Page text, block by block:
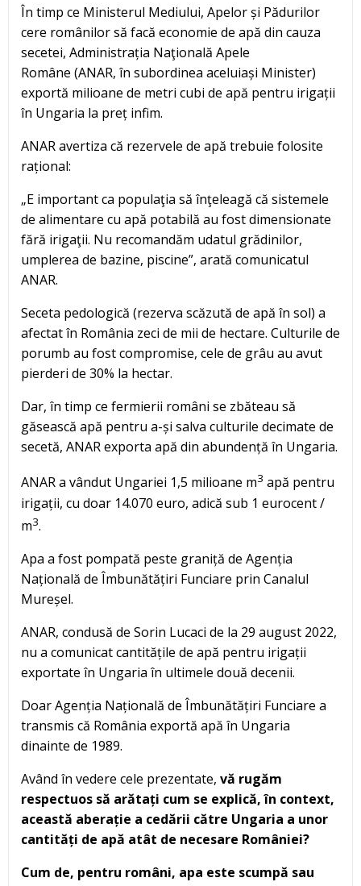
În timp ce Ministerul Mediului, Apelor și Pădurilor
cere românilor să facă economie de apă din cauza
secetei, Administrația Naţională Apele
Române (ANAR, în subordinea aceluiași Minister)
exportă milioane de metri cubi de apă pentru irigații
în Ungaria la preț infim.
ANAR avertiza că rezervele de apă trebuie folosite
rațional:
„E important ca populaţia să înţeleagă că sistemele
de alimentare cu apă potabilă au fost dimensionate
fără irigaţii. Nu recomandăm udatul grădinilor,
umplerea de bazine, piscine”, arată comunicatul
ANAR.
Seceta pedologică (rezerva scăzută de apă în sol) a
afectat în România zeci de mii de hectare. Culturile de
porumb au fost compromise, cele de grâu au avut
pierderi de 30% la hectar.
Dar, în timp ce fermierii români se zbăteau să
găsească apă pentru a-și salva culturile decimate de
secetă, ANAR exporta apă din abundență în Ungaria.
ANAR a vândut Ungariei 1,5 milioane m3 apă pentru
irigații, cu doar 14.070 euro, adică sub 1 eurocent /
m3.
Apa a fost pompată peste graniță de Agenția
Națională de Îmbunătățiri Funciare prin Canalul
Mureșel.
ANAR, condusă de Sorin Lucaci de la 29 august 2022,
nu a comunicat cantitățile de apă pentru irigații
exportate în Ungaria în ultimele două decenii.
Doar Agenția Națională de Îmbunătățiri Funciare a
transmis că România exportă apă în Ungaria
dinainte de 1989.
Având în vedere cele prezentate, vă rugăm
respectuos să arătați cum se explică, în context,
această aberație a cedării către Ungaria a unor
cantități de apă atât de necesare României?
Cum de, pentru români, apa este scumpă sau